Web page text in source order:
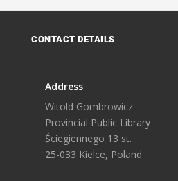
CONTACT DETAILS
Address
Witold Gombrowicz
Provincial Public Library
Ściegiennego 13 st.
25-033 Kielce, Poland